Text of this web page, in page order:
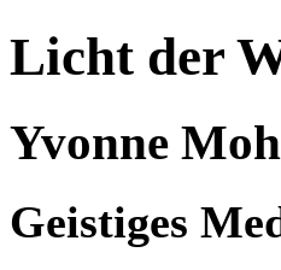
Licht der
Yvonne
Geistiges